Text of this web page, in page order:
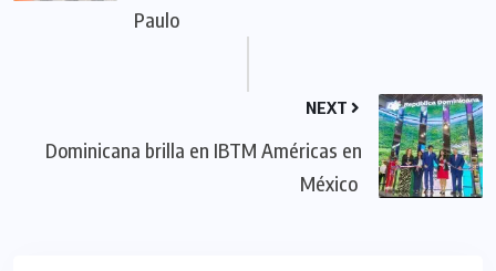
Paulo
NEXT
Dominicana brilla en IBTM Américas en
México